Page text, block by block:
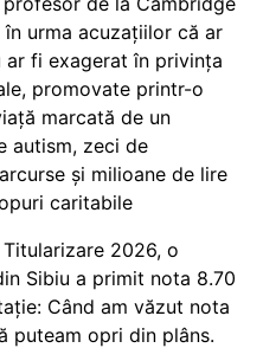
urma acuzațiilor că ar
ar fi exagerat în privința
promovate printr-o
marcată de un
autism, zeci de
și milioane de lire
caritabile
2026, o
Sibiu a primit nota 8.70
Când am văzut nota
puteam opri din plâns.